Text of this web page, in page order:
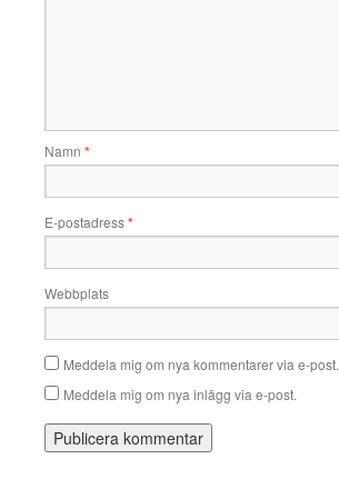
Namn *
E-postadress*
Webbplats
Meddela mig om nya kommentarer via e-post.
Meddela mig om nya inlägg via e-post.